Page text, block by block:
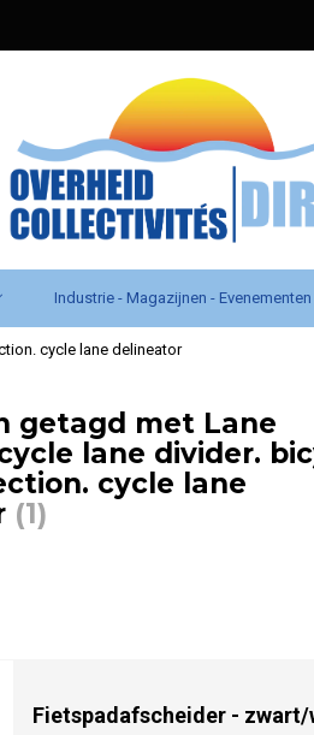
Industrie - Magazijnen - Evenementen
cycle lane delineator
getagd met Lane
lane divider.
cycle lane
(1)
Fietspadafscheider -